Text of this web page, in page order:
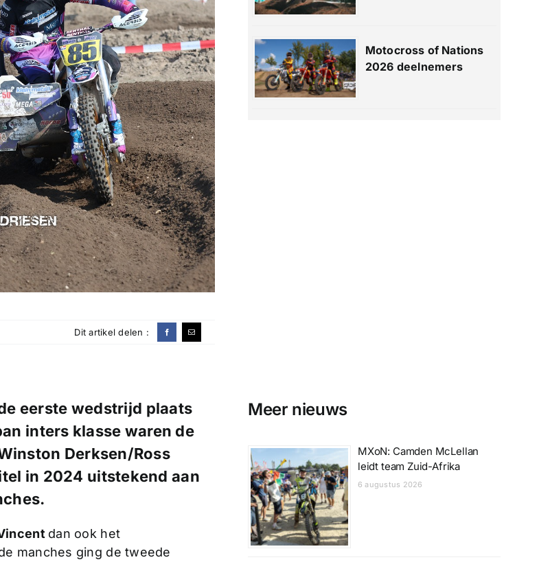
Motocross of Nations
2026 deelnemers
Dit artikel delen :
eerste wedstrijd plaats
inters klasse waren de
Derksen/Ross
in 2024 uitstekend aan
dan ook het
manches ging de tweede
Meer nieuws
MXoN: Camden McLellan
leidt team Zuid-Afrika
6 augustus 2026